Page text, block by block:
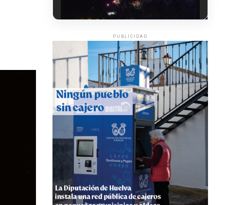
6º DÍA DE LAS FIESTAS COLOMBINAS
2026
·Huelvatv
QUINTA CORRIDA DE LAS FIESTAS
COLOMBINAS 2026
hace 4 días· Huelvatv
PUBLICIDAD